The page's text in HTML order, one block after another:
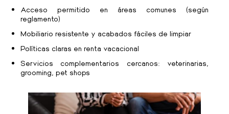
Acceso permitido en áreas comunes (según
reglamento)
Mobiliario resistente y acabados fáciles de limpiar
Políticas claras en renta vacacional
Servicios complementarios cercanos: veterinarias,
grooming, pet shops